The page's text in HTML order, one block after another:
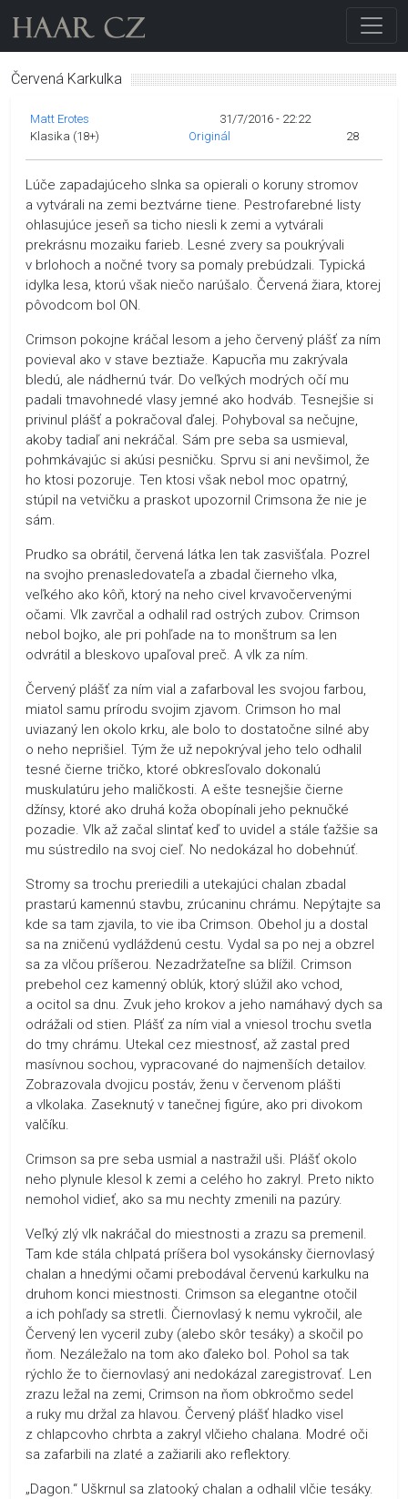
Červená Karkulka
Matt Erotes
31/7/2016 - 22:22
Klasika (18+)
Originál 28
Lúče zapadajúceho slnka sa opierali o koruny stromov
a vytvárali na zemi beztvárne tiene. Pestrofarebné listy
ohlasujúce jeseň sa ticho niesli k zemi a vytvárali
prekrásnu mozaiku farieb. Lesné zvery sa poukrývali
v brlohoch a nočné tvory sa pomaly prebúdzali. Typická
idylka lesa, ktorú však niečo narúšalo. Červená žiara, ktorej
pôvodcom bol ON.
Crimson pokojne kráčal lesom a jeho červený plášť za ním
povieval ako v stave beztiaže. Kapucňa mu zakrývala
bledú, ale nádhernú tvár. Do veľkých modrých očí mu
padali tmavohnedé vlasy jemné ako hodváb. Tesnejšie si
privinul plášť a pokračoval ďalej. Pohyboval sa nečujne,
akoby tadiaľ ani nekráčal. Sám pre seba sa usmieval,
pohmkávajúc si akúsi pesničku. Sprvu si ani nevšimol, že
ho ktosi pozoruje. Ten ktosi však nebol moc opatrný,
stúpil na vetvičku a praskot upozornil Crimsona že nie je
sám.
Prudko sa obrátil, červená látka len tak zasvišťala. Pozrel
na svojho prenasledovateľa a zbadal čierneho vlka,
veľkého ako kôň, ktorý na neho civel krvavočervenými
očami. Vlk zavrčal a odhalil rad ostrých zubov. Crimson
nebol bojko, ale pri pohľade na to monštrum sa len
odvrátil a bleskovo upaľoval preč. A vlk za ním.
Červený plášť za ním vial a zafarboval les svojou farbou,
miatol samu prírodu svojim zjavom. Crimson ho mal
uviazaný len okolo krku, ale bolo to dostatočne silné aby
o neho neprišiel. Tým že už nepokrýval jeho telo odhalil
tesné čierne tričko, ktoré obkresľovalo dokonalú
muskulatúru jeho maličkosti. A ešte tesnejšie čierne
džínsy, ktoré ako druhá koža obopínali jeho peknučké
pozadie. Vlk až začal slintať keď to uvidel a stále ťažšie sa
mu sústredilo na svoj cieľ. No nedokázal ho dobehnúť.
Stromy sa trochu preriedili a utekajúci chalan zbadal
prastarú kamennú stavbu, zrúcaninu chrámu. Nepýtajte sa
kde sa tam zjavila, to vie iba Crimson. Obehol ju a dostal
sa na zničenú vydláždenú cestu. Vydal sa po nej a obzrel
sa za vlčou príšerou. Nezadržateľne sa blížil. Crimson
prebehol cez kamenný oblúk, ktorý slúžil ako vchod,
a ocitol sa dnu. Zvuk jeho krokov a jeho namáhavý dych sa
odrážali od stien. Plášť za ním vial a vniesol trochu svetla
do tmy chrámu. Utekal cez miestnosť, až zastal pred
masívnou sochou, vypracované do najmenších detailov.
Zobrazovala dvojicu postáv, ženu v červenom plášti
a vlkolaka. Zaseknutý v tanečnej figúre, ako pri divokom
valčíku.
Crimson sa pre seba usmial a nastražil uši. Plášť okolo
neho plynule klesol k zemi a celého ho zakryl. Preto nikto
nemohol vidieť, ako sa mu nechty zmenili na pazúry.
Veľký zlý vlk nakráčal do miestnosti a zrazu sa premenil.
Tam kde stála chlpatá príšera bol vysokánsky čiernovlasý
chalan a hnedými očami prebodával červenú karkulku na
druhom konci miestnosti. Crimson sa elegantne otočil
a ich pohľady sa stretli. Čiernovlasý k nemu vykročil, ale
Červený len vyceril zuby (alebo skôr tesáky) a skočil po
ňom. Nezáležalo na tom ako ďaleko bol. Pohol sa tak
rýchlo že to čiernovlasý ani nedokázal zaregistrovať. Len
zrazu ležal na zemi, Crimson na ňom obkročmo sedel
a ruky mu držal za hlavou. Červený plášť hladko visel
z chlapcovho chrbta a zakryl vlčieho chalana. Modré oči
sa zafarbili na zlaté a zažiarili ako reflektory.
„Dagon.“ Uškrnul sa zlatooký chalan a odhalil vlčie tesáky.